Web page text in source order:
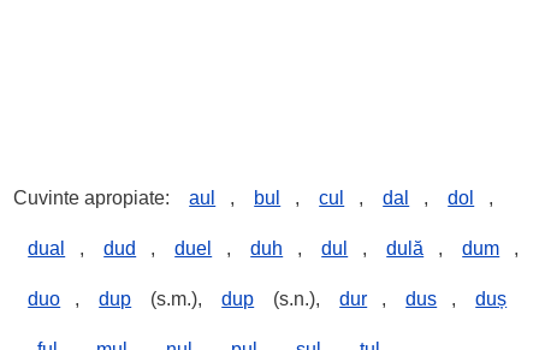
Cuvinte apropiate: aul , bul , cul , dal , dol ,
dual , dud , duel , duh , dul , dulă , dum ,
duo , dup (s.m.), dup (s.n.), dur , dus , duș